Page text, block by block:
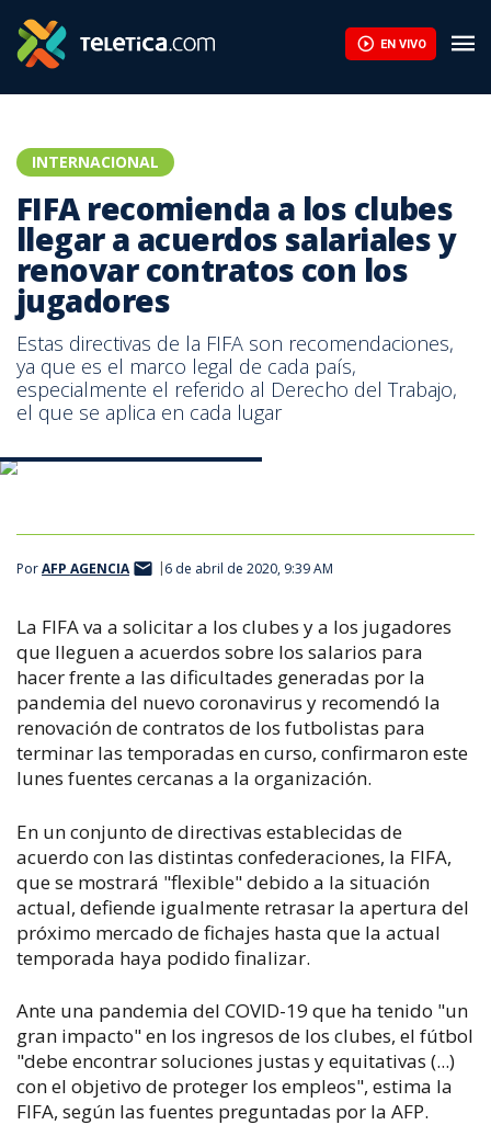
EN VIVO
INTERNACIONAL
FIFA recomienda a los clubes
llegar a acuerdos salariales y
renovar contratos con los
jugadores
Estas directivas de la FIFA son recomendaciones,
ya que es el marco legal de cada país,
especialmente el referido al Derecho del Trabajo,
el que se aplica en cada lugar
PorAFP AGENCIA 6 de abril de 2020, 9:39 AM
La FIFA va a solicitar a los clubes y a los jugadores
que lleguen a acuerdos sobre los salarios para
hacer frente a las dificultades generadas por la
pandemia del nuevo coronavirus y recomendó la
renovación de contratos de los futbolistas para
terminar las temporadas en curso, confirmaron este
lunes fuentes cercanas a la organización.
En un conjunto de directivas establecidas de
acuerdo con las distintas confederaciones, la FIFA,
que se mostrará "flexible" debido a la situación
actual, defiende igualmente retrasar la apertura del
próximo mercado de fichajes hasta que la actual
temporada haya podido finalizar.
Ante una pandemia del COVID-19 que ha tenido "un
gran impacto" en los ingresos de los clubes, el fútbol
"debe encontrar soluciones justas y equitativas (...)
con el objetivo de proteger los empleos", estima la
FIFA, según las fuentes preguntadas por la AFP.